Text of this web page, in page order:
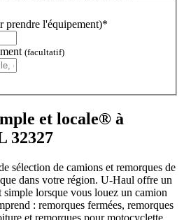
prendre l'équipement)*
(facultatif)
et locale® à
32327
sélection de camions et remorques de
dans votre région. U-Haul offre un
simple lorsque vous louez un camion
: remorques fermées, remorques
et remorques pour motocyclette.